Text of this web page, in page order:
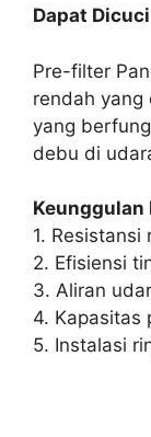
Dapat Dicuci
Pre-filter
rendah yang
yang
debu di
Keunggulan
1. Resistansi
2. Efisiensi
3. Aliran
4. Kapasitas
5. Instalasi